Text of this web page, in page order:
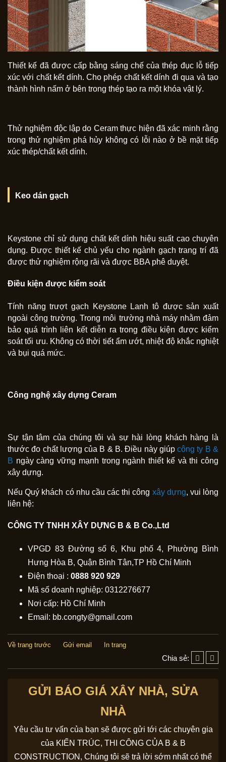
Thiết kế đã được cấp bằng sáng chế của thép đục lỗ tiếp
xúc với chất kết dính. Cho phép chất kết dính đi qua và tạo
thành hình nấm ở bên trong thép tạo ra một khóa vật lý.
Thử nghiệm độc lập do Ceram thực hiện đã xác minh rằng
trong thử nghiệm phá hủy không có lỗi nào ở bề mặt tiếp
xúc thép/chất kết dính.
Keo dán gạch
Keystone chỉ sử dụng chất kết dính hiệu suất cao chuyên
dụng. Được thiết kế chủ yếu cho ngành gạch trang trí đã
được thử nghiệm rộng rãi và được BBA phê duyệt.
Điều kiện được kiểm soát
Tính năng trượt gạch Keystone Lanh tô được sản xuất
ngoài công trường. Trong môi trường nhà máy nhằm đảm
bảo quá trình liên kết diễn ra trong điều kiện được kiểm
soát tối ưu. Không có thời tiết ẩm ướt, nhiệt độ khắc nghiệt
và bụi quá mức.
Công nghệ xây dựng Ceram
Sự tận tâm của chúng tôi và sự hài lòng khách hàng là
thước đo chất lượng của B & B. Điều này giúpcông ty B &
B ngày càng vững mạnh trong ngành thiết kế và thi công
xây dựng.
Nếu Quý khách có nhu cầu các thi công xây dựng, vui lòng
liên hệ:
CÔNG TY TNHH XÂY DỰNG B & B Co.,Ltd
VPGD 83 Đường số 6, Khu phố 4, Phường Bình
Hưng Hòa B, Quận Bình Tân,TP Hồ Chí Minh
Điện thoại : 0888 920 929
Mã số doanh nghiệp: 0312276677
Nơi cấp: Hồ Chí Minh
Email: bb.congty@gmail.com
Về trang trước Gửi email In trang
Chia sẻ:
GỬI BÁO GIÁ XÂY NHÀ, SỬA
NHÀ
Yêu cầu tư vấn của bạn sẽ được gửi tới các chuyên gia
của KIẾN TRÚC, THI CÔNG CỦA B & B
CONSTRUCTION, Chúng tôi sẽ trả lời sớm nhất có thể